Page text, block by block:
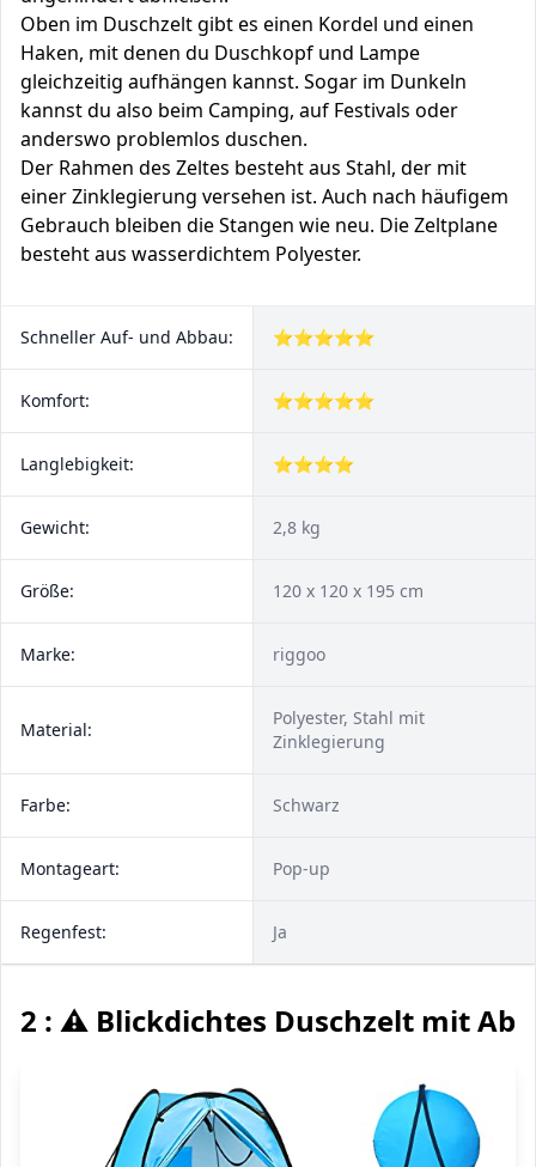
Oben im Duschzelt gibt es einen Kordel und einen
Haken, mit denen du Duschkopf und Lampe
gleichzeitig aufhängen kannst. Sogar im Dunkeln
kannst du also beim Camping, auf Festivals oder
anderswo problemlos duschen.
Der Rahmen des Zeltes besteht aus Stahl, der mit
einer Zinklegierung versehen ist. Auch nach häufigem
Gebrauch bleiben die Stangen wie neu. Die Zeltplane
besteht aus wasserdichtem Polyester.
Schneller Auf- und Abbau: ⭐⭐⭐⭐⭐
Komfort: ⭐⭐⭐⭐⭐
Langlebigkeit: ⭐⭐⭐⭐
Gewicht: 2,8 kg
Größe: 120 x 120 x 195 cm
Marke: riggoo
Material:
Polyester, Stahl mit
Zinklegierung
Farbe: Schwarz
Montageart: Pop-up
Regenfest: Ja
2 : ⚠️ Blickdichtes Duschzelt mit